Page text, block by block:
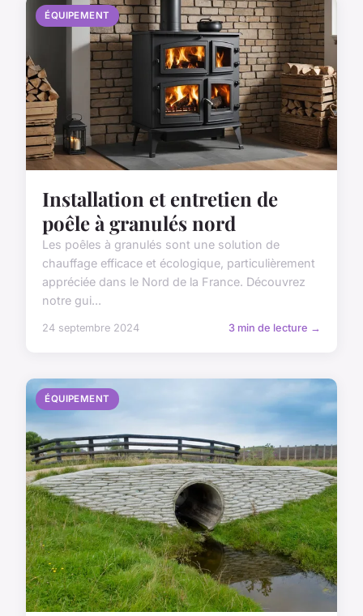
ÉQUIPEMENT
Installation et entretien de
poêle à granulés nord
Les poêles à granulés sont une solution de
chauffage efficace et écologique, particulièrement
appréciée dans le Nord de la France. Découvrez
notre gui...
24 septembre 2024 3 min de lecture →
ÉQUIPEMENT